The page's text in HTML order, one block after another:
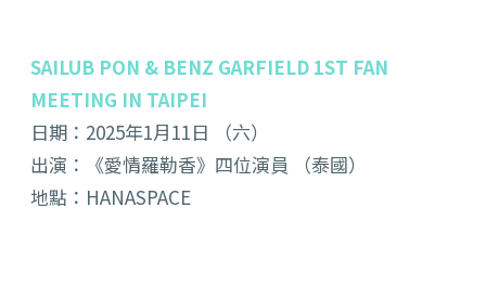
SAILUB PON & BENZ GARFIELD 1ST FAN
MEETING IN TAIPEI
日期：2025年1月11日 （六）
出演：《愛情羅勒香》四位演員 （泰國）
地點：HANASPACE